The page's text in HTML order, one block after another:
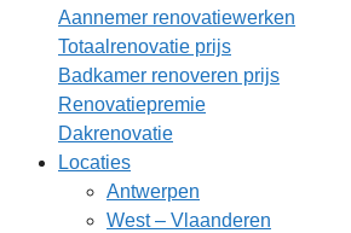
Aannemer renovatiewerken
Totaalrenovatie prijs
Badkamer renoveren prijs
Renovatiepremie
Dakrenovatie
Locaties
Antwerpen
West – Vlaanderen